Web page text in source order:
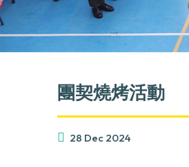
團契燒烤活動
28 Dec 2024